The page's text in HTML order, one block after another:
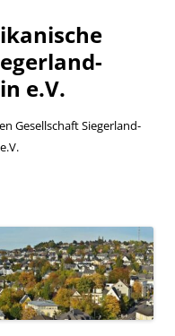
e.V.
Gesellschaft Siegerland-